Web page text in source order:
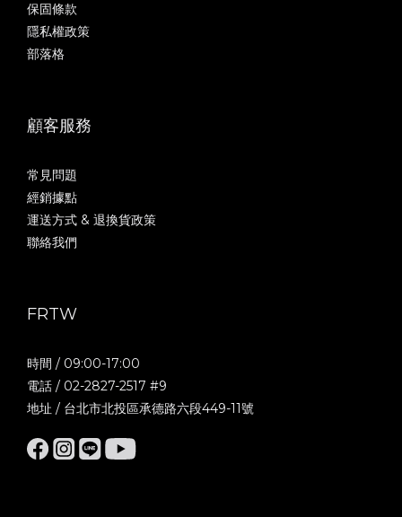
保固條款
隱私權政策
部落格
顧客服務
常見問題
經銷據點
運送方式 & 退換貨政策
聯絡我們
FRTW
時間 / 09:00-17:00
電話 / 02-2827-2517 #9
地址 / 台北市北投區承德路六段449-11號